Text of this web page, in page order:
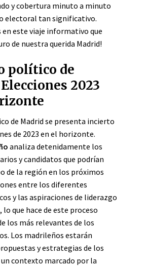
y cobertura minuto a minuto
electoral tan significativo.
en este viaje informativo que
de nuestra querida Madrid!
político de
2023
de Madrid se presenta incierto
de 2023 en el horizonte.
analiza detenidamente los
y candidatos que podrían
de la región en los próximos
entre los diferentes
y las aspiraciones de liderazgo
que hace de este proceso
los más relevantes de los
Los madrileños estarán
y estrategias de los
contexto marcado por la